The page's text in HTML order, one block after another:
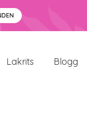
Lakrits Blogg